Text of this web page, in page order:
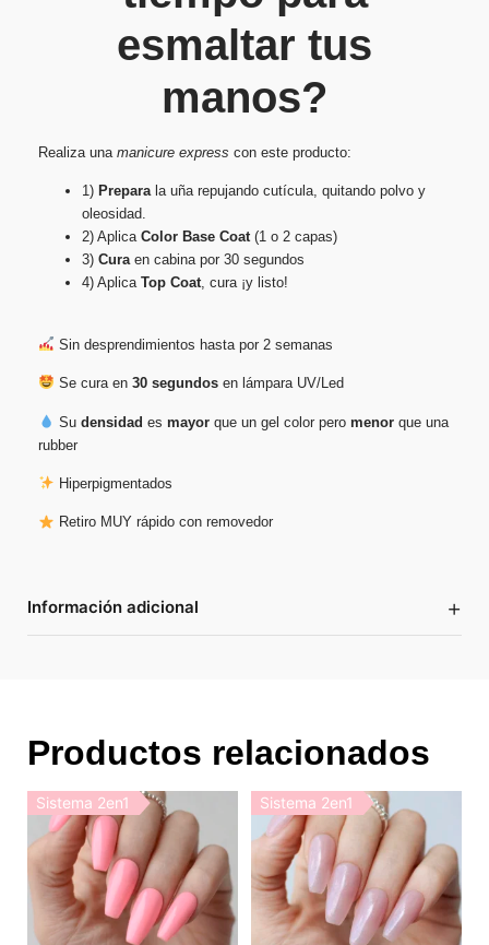
esmaltar tus
manos?
Realiza una manicure express con este producto:
1) Preparala uña repujando cutícula, quitando polvo y
oleosidad.
2) AplicaColor Base Coat(1 o 2 capas)
3) Curaen cabina por 30 segundos
4) Aplica Top Coat, cura ¡y listo!
Sin desprendimientos hasta por 2 semanas
Se cura en 30 segundosen lámpara UV/Led
Su densidad es mayorque un gel color pero menorque una
rubber
Hiperpigmentados
Retiro MUY rápido con removedor
Información adicional +
Productos relacionados
Sistema 2en1 Sistema 2en1